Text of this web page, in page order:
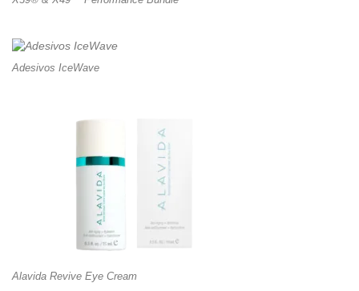
Adesivos IceWave
Alavida Revive Eye Cream